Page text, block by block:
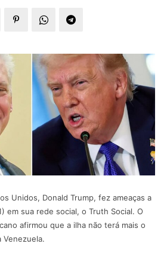
Unidos, Donald Trump, fez ameaças a
em sua rede social, o Truth Social. O
afirmou que a ilha não terá mais o
Venezuela.